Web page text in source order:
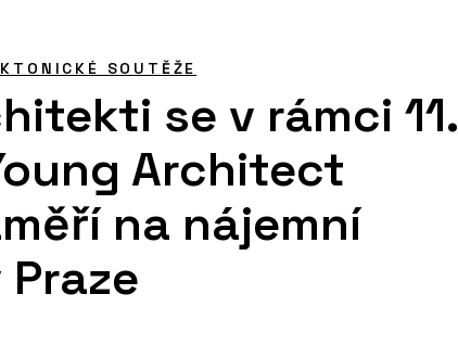
SOUTĚŽE
se v rámci 11.
Architect
na nájemní